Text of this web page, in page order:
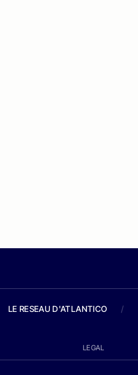
LE RESEAU D'ATLANTICO /
LEGAL